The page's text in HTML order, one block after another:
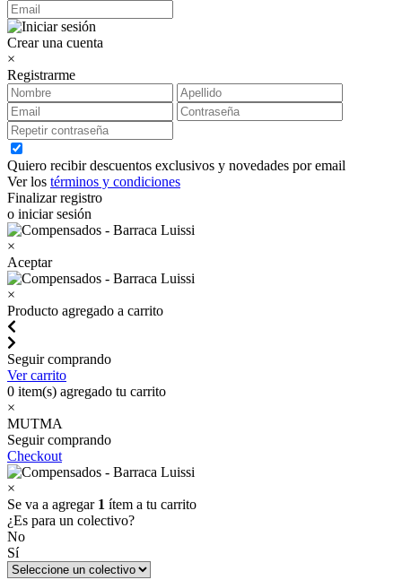
Crear una cuenta
×
Registrarme
Quiero recibir descuentos exclusivos y novedades por email
Ver los términos y condiciones
Finalizar registro
o iniciar sesión
×
Aceptar
×
Producto agregado a carrito
Seguir comprando
Ver carrito
0 item(s) agregado tu carrito
×
MUTMA
Seguir comprando
Checkout
×
Se va a agregar 1 ítem a tu carrito
¿Es para un colectivo?
No
Sí